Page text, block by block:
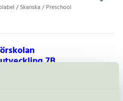
/ Skanska / Preschool
7B,